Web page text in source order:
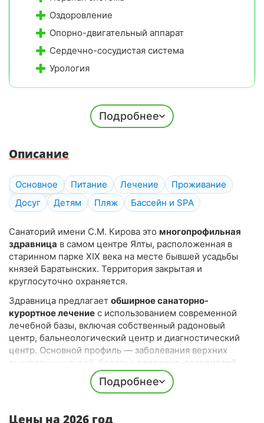
Оздоровление
Опорно-двигательный аппарат
Сердечно-сосудистая система
Урология
Сопутствующий профиль
Дерматология
Детокс
Мать и дитя
Офтальмология
СПА (SPA)
Чекап
Эндокринная система
Подробнее
Описание
Основное Питание Лечение
Проживание
Досуг
Детям Пляж Бассейн и SPA
Санаторий имени С.М. Кирова это многопрофильная
здравница в самом центре Ялты, расположенная в
старинном парке XIX века на месте бывшей усадьбы
князей Баратынских. Территория закрытая и
круглосуточно охраняется.
Здравница предлагает обширное санаторно-
курортное лечение с использованием современной
лечебной базы, включая собственный радоновый
центр, бальнеологический центр и диагностический
центр. Основной профиль — заболевания верхних
дыхательных путей, болезни
сердечно-сосудистой
нервной системы, опорно-двигательного
аппарата, гинекология, урология, педиатрия (дети от 5
Инфраструктура санатория включает
Подробнее
Цены на 2026 год